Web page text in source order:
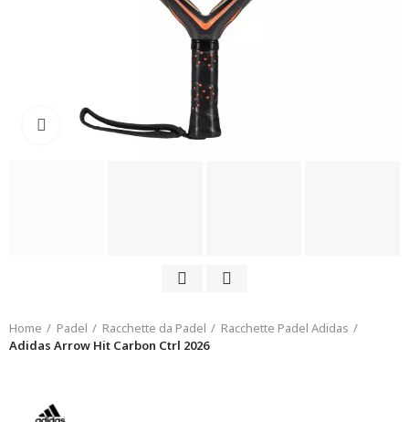
Click to enlarge
Home Padel Racchette da Padel
Racchette Padel Adidas
Adidas Arrow Hit Carbon Ctrl 2026